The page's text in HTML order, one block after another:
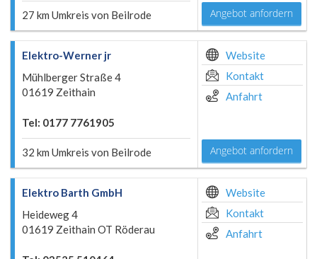
27 km Umkreis von Beilrode Angebot anfordern
Elektro-Werner jr
Mühlberger Straße 4
01619 Zeithain
Tel: 0177 7761905
32 km Umkreis von Beilrode
Website
Kontakt
Anfahrt
Angebot anfordern
Elektro Barth GmbH
Heideweg 4
01619 Zeithain OT Röderau
Website
Kontakt
Anfahrt